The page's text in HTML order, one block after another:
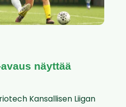
näyttää
Kansallisen Liigan